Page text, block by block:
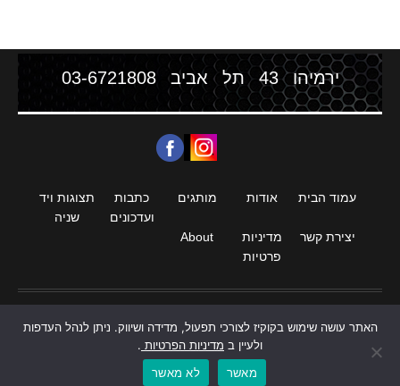
ירמיהו 43 תל אביב 03-6721808
עמוד הבית אודות מותגים
כתבות
ועדכונים
תצוגות ויד
שניה
יצירת קשר
מדיניות
פרטיות
About
חנות סטריאו וקולנוע ביתי HIGH END
האתר עושה שימוש בקוקיז לצורכי תפעול, מדידה ושיווק. ניתן לנהל העדפות
ולעיין ב מדיניות הפרטיות .
מאשר
לא מאשר